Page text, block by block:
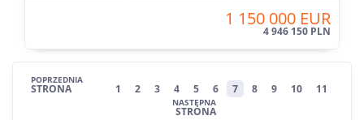
1 150 000 EUR
4 946 150 PLN
POPRZEDNIA
STRONA 1 2 3 4 5 6 7 8 9 10 11
NASTĘPNA
STRONA